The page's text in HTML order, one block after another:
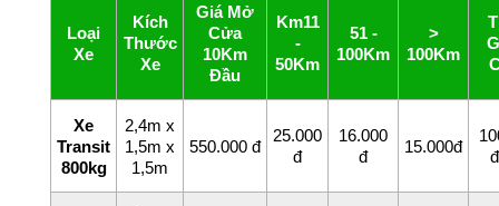
Loại
Xe
Kích
Thước
Xe
Giá Mở
Cửa
10Km
Đầu
Km11
-
50Km
5 1 -
100Km
>
100Km
Xe
Transit
800kg
2,4m x
1,5m x
1,5m
550.000 đ
25.000
đ
16.000
đ
15.000đ